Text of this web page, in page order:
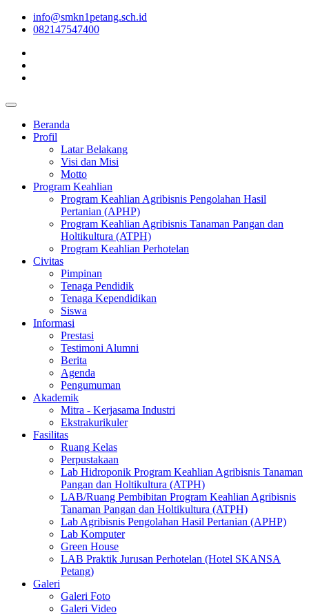
info@smkn1petang.sch.id
082147547400
Beranda
Profil
Latar Belakang
Visi dan Misi
Motto
Program Keahlian
Program Keahlian Agribisnis Pengolahan Hasil
Pertanian (APHP)
Program Keahlian Agribisnis Tanaman Pangan dan
Holtikultura (ATPH)
Program Keahlian Perhotelan
Civitas
Pimpinan
Tenaga Pendidik
Tenaga Kependidikan
Siswa
Informasi
Prestasi
Testimoni Alumni
Berita
Agenda
Pengumuman
Akademik
Mitra - Kerjasama Industri
Ekstrakurikuler
Fasilitas
Ruang Kelas
Perpustakaan
Lab Hidroponik Program Keahlian Agribisnis Tanaman
Pangan dan Holtikultura (ATPH)
LAB/Ruang Pembibitan Program Keahlian Agribisnis
Tanaman Pangan dan Holtikultura (ATPH)
Lab Agribisnis Pengolahan Hasil Pertanian (APHP)
Lab Komputer
Green House
LAB Praktik Jurusan Perhotelan (Hotel SKANSA
Petang)
Galeri
Galeri Foto
Galeri Video